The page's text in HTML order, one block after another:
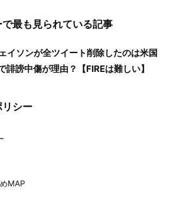
最も見られている記事
イソンが全ツイート削除したのは米国
謗中傷が理由？【FIREは難しい】
シー
MAP